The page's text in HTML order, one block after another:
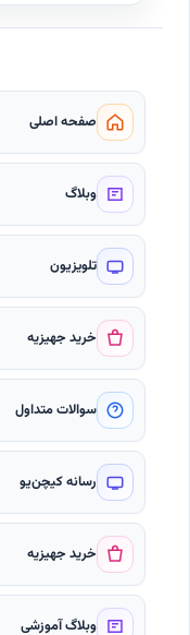
صفحه اصلی
وبلاگ
تلویزیون
خرید جهیزیه
سوالات متداول
رسانه کیچن‌یو
خرید جهیزیه
وبلاگ آموزشی